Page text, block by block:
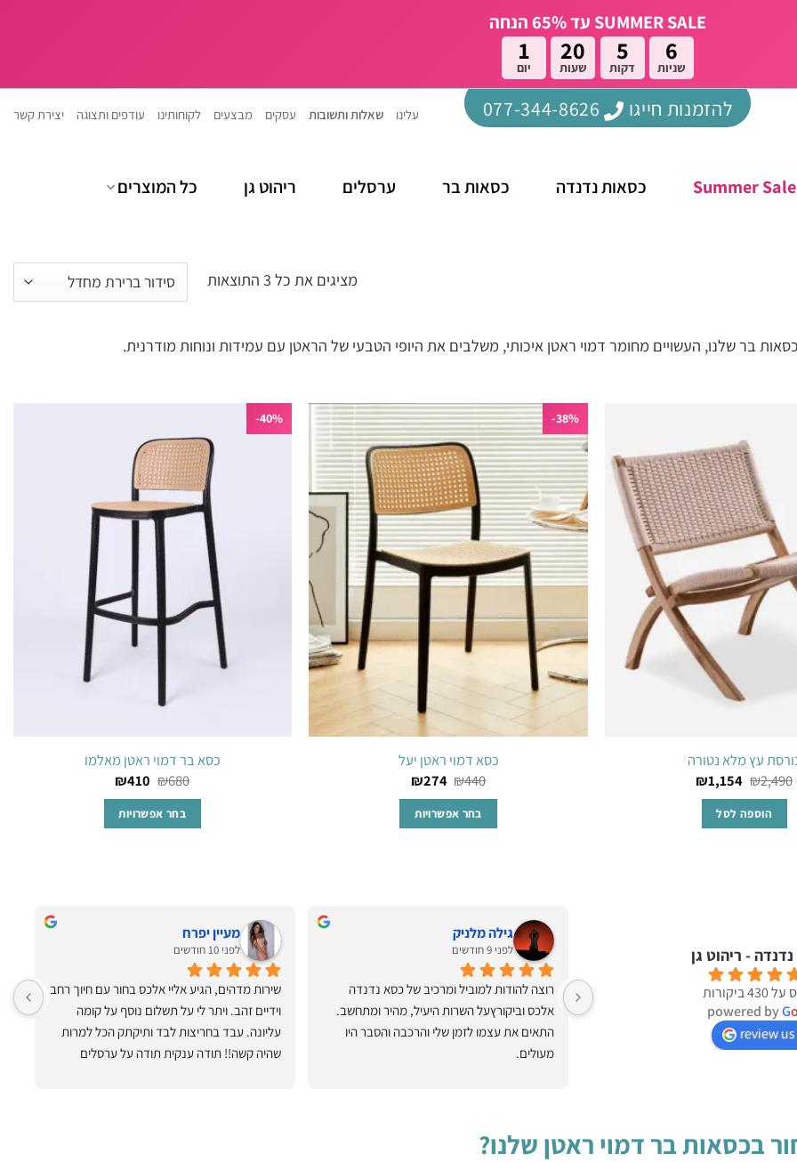
להזמנות חייגו 077-344-8626 עלינו שאלות ותשובות עסקים מבצעים לקוחותינו עודפים ותצוגה יצירת קשר
Summer Sale כסאות נדנדה כסאות בר ערסלים ריהוט גן כל המוצרים
SUMMER SALE עד 65% הנחה
1
יום
20
שעות
5
דקות
5
שניות
מציגים את כל ⁦3⁩ התוצאות
בר שלנו, העשויים מחומר דמוי ראטן איכותי, משלבים את היופי הטבעי של הראטן עם עמידות ונוחות מודרנית.
הוסף
לרשימת
המשאלות
עץ מלא נטורה
₪2,490 המחיר
המקורי
היה:
₪2,490.
₪1,154 המחיר
הוספה לסל
38%-
הוסף
לרשימת
המשאלות
כסא דמוי ראטן יעל
₪440
₪274
בחר אפשרויות
את
האפשרויות
40%-
כסא בר דמוי ראטן מאלמו
₪680
₪410
בחר אפשרויות
האפשרויות
בעמוד
- ריהוט גן
ביקורות
powered byGo
review
לפני 9 חודשים
המהממת הורכבה באופן מקצועי
גילה מלניק
לפני 9 חודשים
מעולים.
מעיין יפרח
לפני 10 חודשים
בכסאות בר דמוי ראטן שלנו?